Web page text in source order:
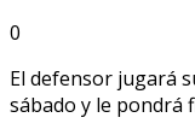
0
El defensor jugará
sábado y le pondrá